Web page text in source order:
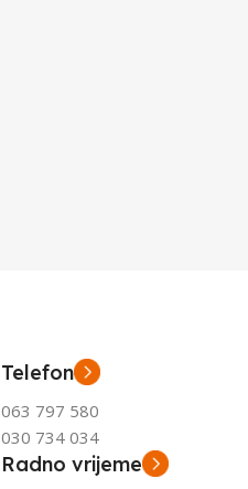
Telefon
063 797 580
030 734 034
Radno vrijeme